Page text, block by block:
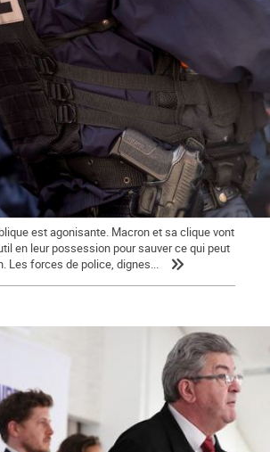
de la macronie.
est agonisante. Macron et sa clique vont
en leur possession pour sauver ce qui peut
Les forces de police, dignes...